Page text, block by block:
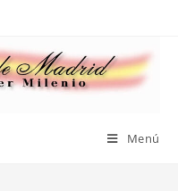
Menú